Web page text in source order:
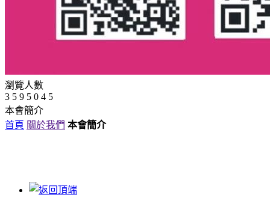
瀏覽人數
3 5 9 5 0 4 5
本會簡介
首頁 關於我們 本會簡介